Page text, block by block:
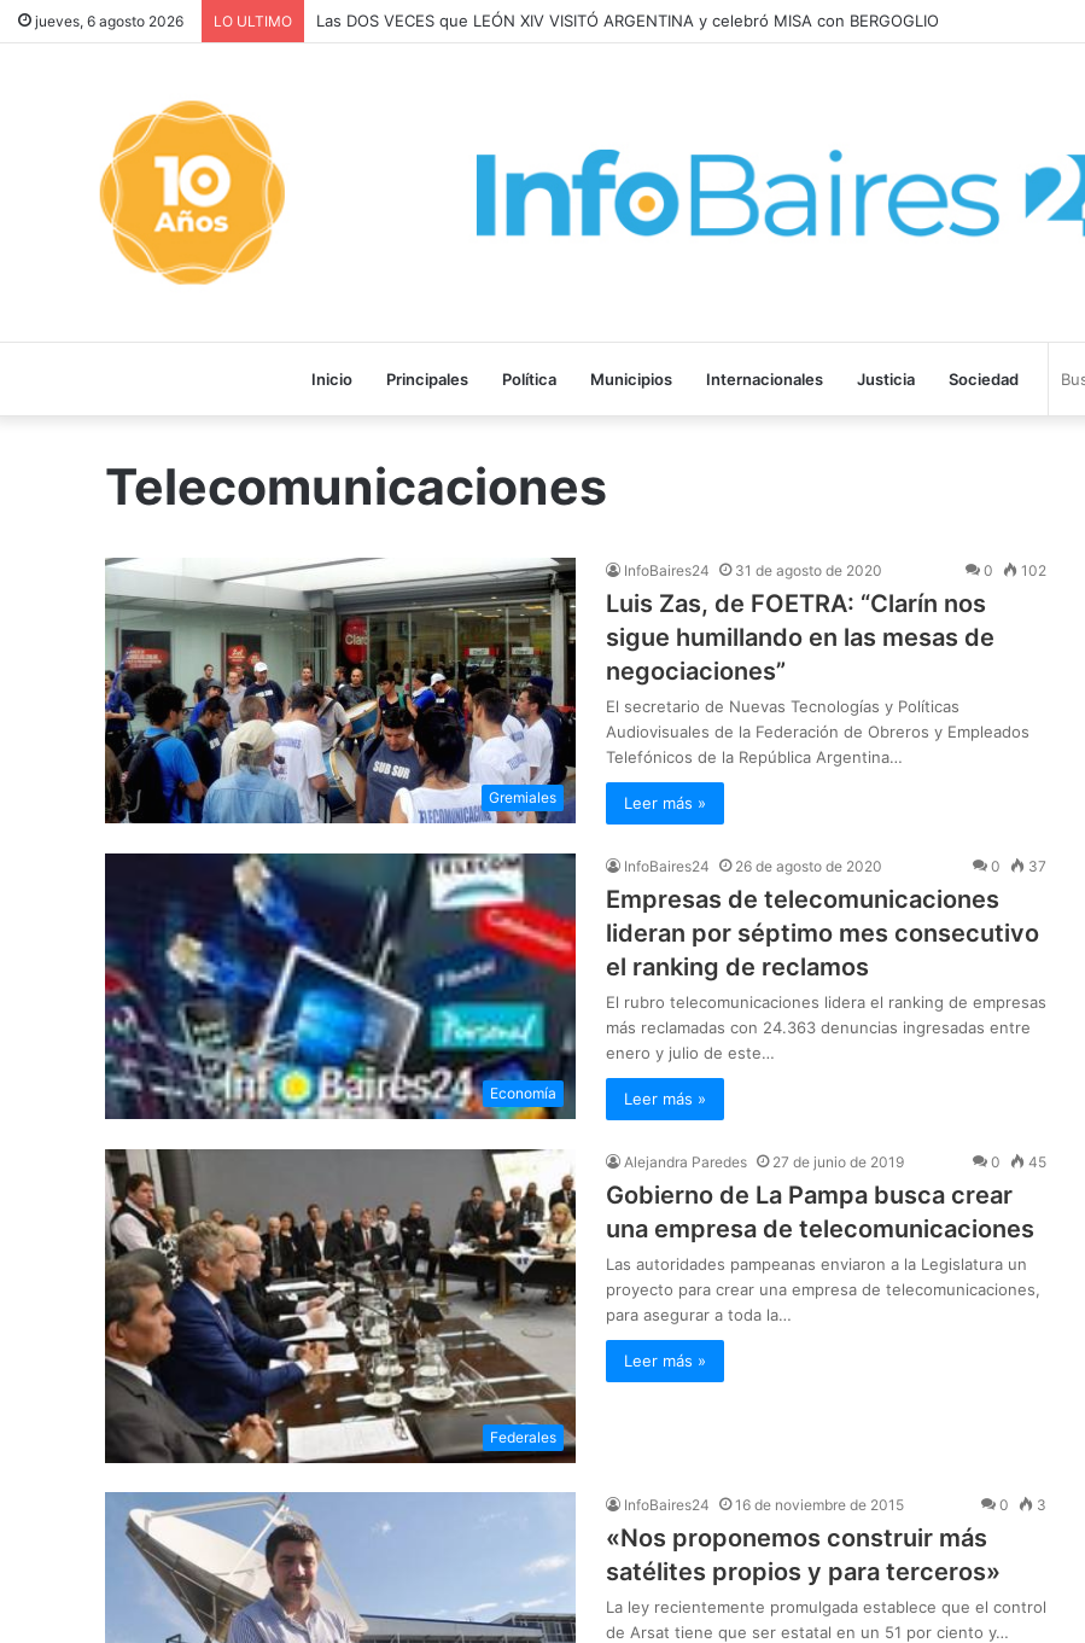
jueves, 6 agosto 2026 LO ULTIMO Las DOS VECES que LEÓN XIV VISITÓ ARGENTINA y celebró MISA con BERGOGLIO
Inicio Principales Política Municipios Internacionales Justicia Sociedad
Telecomunicaciones
Gremiales
InfoBaires24 31 de agosto de 2020 0 102
Luis Zas, de FOETRA: “Clarín nos
sigue humillando en las mesas de
negociaciones”
El secretario de Nuevas Tecnologías y Políticas
Audiovisuales de la Federación de Obreros y Empleados
Telefónicos de la República Argentina…
Leer más »
Economía
InfoBaires24 26 de agosto de 2020 0 37
Empresas de telecomunicaciones
lideran por séptimo mes consecutivo
el ranking de reclamos
El rubro telecomunicaciones lidera el ranking de empresas
más reclamadas con 24.363 denuncias ingresadas entre
enero y julio de este…
Leer más »
Federales
Alejandra Paredes 27 de junio de 2019 0 45
Gobierno de La Pampa busca crear
una empresa de telecomunicaciones
Las autoridades pampeanas enviaron a la Legislatura un
proyecto para crear una empresa de telecomunicaciones,
para asegurar a toda la…
Leer más »
InfoBaires24 16 de noviembre de 2015 0 3
«Nos proponemos construir más
satélites propios y para terceros»
La ley recientemente promulgada establece que el control
de Arsat tiene que ser estatal en un 51 por ciento y…